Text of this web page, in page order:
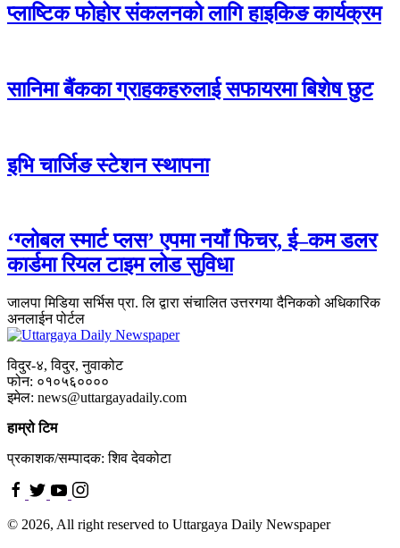
प्लाष्टिक फोहोर संकलनको लागि हाइकिङ कार्यक्रम
सानिमा बैंकका ग्राहकहरुलाई सफायरमा बिशेष छुट
इभि चार्जिङ स्टेशन स्थापना
‘ग्लोबल स्मार्ट प्लस’ एपमा नयाँ फिचर, ई–कम डलर
कार्डमा रियल टाइम लोड सुविधा
जालपा मिडिया सर्भिस प्रा. लि द्वारा संचालित उत्तरगया दैनिकको अधिकारिक
अनलाईन पोर्टल
विदुर-४, विदुर, नुवाकोट
फोन: ०१०५६००००
इमेल: news@uttargayadaily.com
हाम्रो टिम
प्रकाशक/सम्पादक: शिव देवकोटा
© 2026, All right reserved to Uttargaya Daily Newspaper